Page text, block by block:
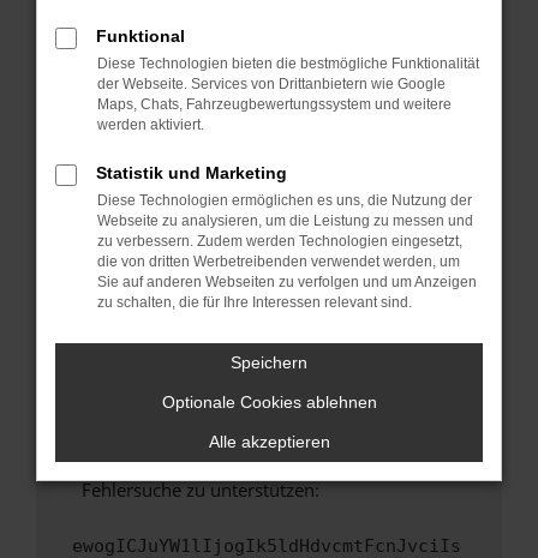
Fenster?
Starte dein Gerät neu.
Das kann manchmal helfen, vorübergehende
Probleme zu beheben.
Stelle sicher, dass dein Browser und dein
Betriebssystem auf dem neuesten Stand
sind.
Veraltete Software birgt nicht nur ein
Sicherheitsrisiko, sondern kann auch dazu
führen, dass bestimmte Funktionen nicht mehr
Wende dich an den Webseitenbetreiber.
hast, kontaktiere uns bitte. Wir werden
versuchen, das Problem zu beheben. Du kannst
uns diesen Text schicken, um uns bei der
Fehlersuche zu unterstützen:
ewogICJuYW1lIjogIk5ldHdvcmtFcnJvciIs
Funktional
Diese Technologien bieten die bestmögliche Funktionalität
der Webseite. Services von Drittanbietern wie Google
Maps, Chats, Fahrzeugbewertungssystem und weitere
werden aktiviert.
Statistik und Marketing
Diese Technologien ermöglichen es uns, die Nutzung der
Webseite zu analysieren, um die Leistung zu messen und
zu verbessern. Zudem werden Technologien eingesetzt,
die von dritten Werbetreibenden verwendet werden, um
Sie auf anderen Webseiten zu verfolgen und um Anzeigen
zu schalten, die für Ihre Interessen relevant sind.
Speichern
Optionale Cookies ablehnen
Alle akzeptieren